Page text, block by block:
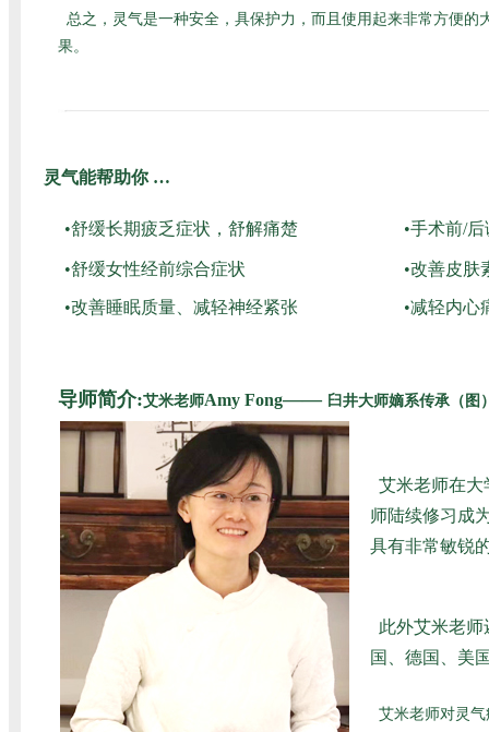
总之，灵气是一种安全，具保护力，而且使用起来非常方便
果。
灵气能帮助你 …
•舒缓长期疲乏症状，舒解痛楚 •手术前/
•舒缓女性经前综合症状 •改善皮肤
•改善睡眠质量、减轻神经紧张 •减轻内心
导师简介:艾米老师Amy Fong—— 臼井大师嫡系传承（图
艾米老师在大
师陆续修习成
具有非常敏锐
此外艾米老
国、德国、美
艾米老师对灵